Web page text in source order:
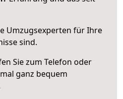
Umzugsexperten für Ihre
sind.
Sie zum Telefon oder
ganz bequem